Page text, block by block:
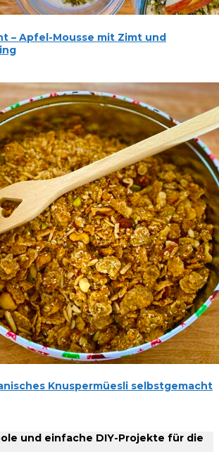
– Apfel-Mousse mit Zimt und
Knuspermüesli selbstgemacht
und einfache DIY-Projekte für die